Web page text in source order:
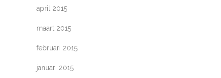
april 2015
maart 2015
februari 2015
januari 2015